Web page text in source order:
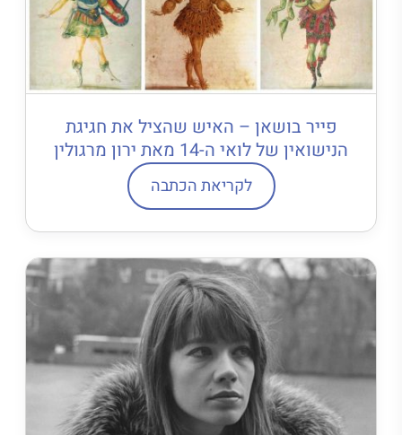
פייר בושאן – האיש שהציל את חגיגת
הנישואין של לואי ה-14 מאת ירון מרגולין
לקריאת הכתבה